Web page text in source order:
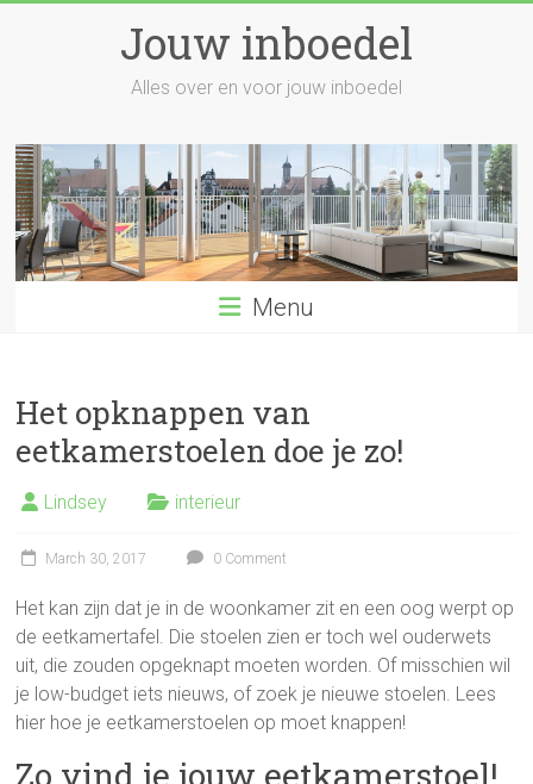
Jouw inboedel
Alles over en voor jouw inboedel
Menu
Het opknappen van
eetkamerstoelen doe je zo!
Lindsey interieur
March 30, 2017 0 Comment
Het kan zijn dat je in de woonkamer zit en een oog werpt op
de eetkamertafel. Die stoelen zien er toch wel ouderwets
uit, die zouden opgeknapt moeten worden. Of misschien wil
je low-budget iets nieuws, of zoek je nieuwe stoelen. Lees
hier hoe je eetkamerstoelen op moet knappen!
Zo vind je jouw eetkamerstoel!